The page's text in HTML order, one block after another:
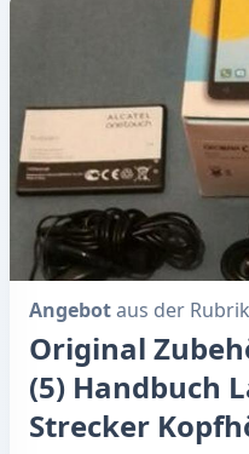
Angebotaus der Rubrik
Original
(5) Handbuch
Strecker